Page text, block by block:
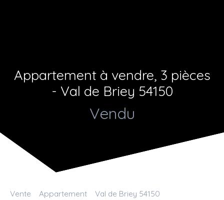
Appartement à vendre, 3 pièces
- Val de Briey 54150
Vendu
Vente Appartement
Val de Briey 54150